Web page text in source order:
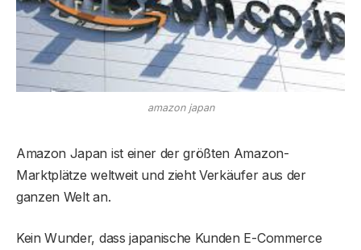
amazon japan
Amazon Japan ist einer der größten Amazon-
Marktplätze weltweit und zieht Verkäufer aus der
ganzen Welt an.
Kein Wunder, dass japanische Kunden E-Commerce